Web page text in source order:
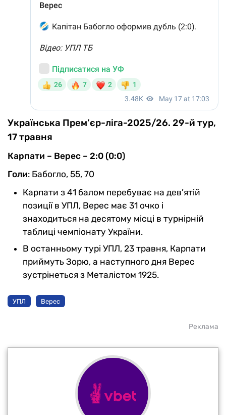
Українська Прем’єр-ліга-2025/26. 29-й тур,
17 травня
Карпати – Верес – 2:0 (0:0)
Голи: Бабогло, 55, 70
Карпати з 41 балом перебуває на дев’ятій
позиції в УПЛ, Верес має 31 очко і
знаходиться на десятому місці в турнірній
таблиці чемпіонату України.
В останньому турі УПЛ, 23 травня, Карпати
приймуть Зорю, а наступного дня Верес
зустрінеться з Металістом 1925.
УПЛ Верес
Реклама